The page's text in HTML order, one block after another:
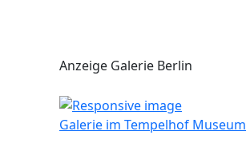
Anzeige Galerie Berlin
Galerie im Tempelhof Museum